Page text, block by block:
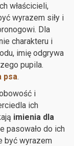
właścicieli,
wyrazem siły i
Dla
charakteru i
imię odgrywa
pupila.
psa.
i
ich
imienia dla
pasowało do ich
być wyrazem